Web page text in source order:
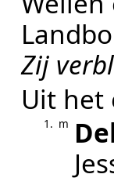
Zij
Uit het
1. m